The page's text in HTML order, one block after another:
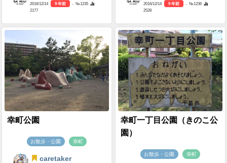
2016/12/14 9 年前
- №1235
2177
2016/12/14 9 年前
- №1236
2528
幸町公園
お散歩・公園 幸町
caretaker
幸町一丁目公園（きのこ公
園）
お散歩・公園 幸町